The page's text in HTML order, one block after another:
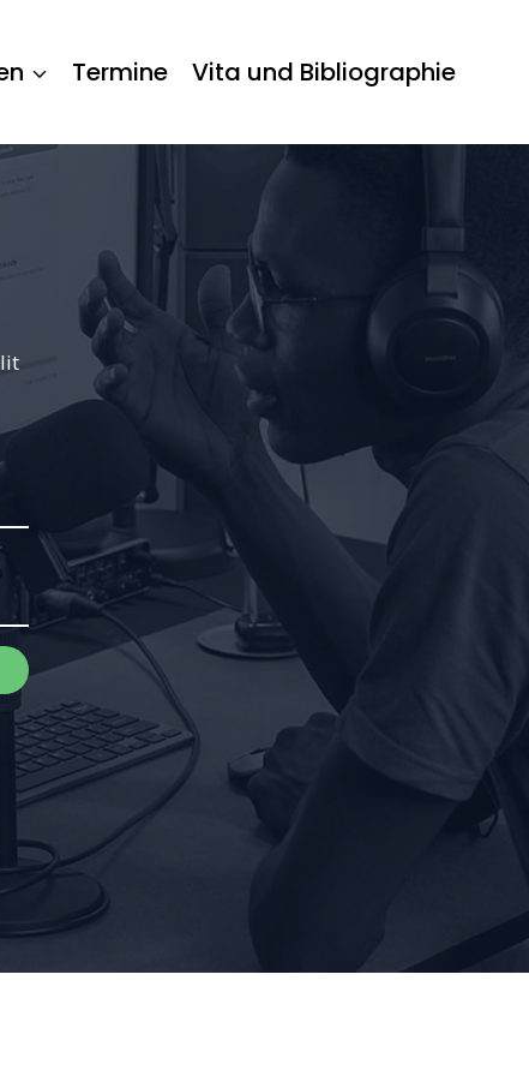
Termine Vita und Bibliographie